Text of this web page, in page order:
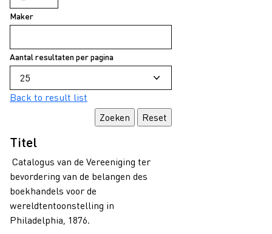
Maker
Aantal resultaten per pagina
Back to result list
Titel
Catalogus van de Vereeniging ter
bevordering van de belangen des
boekhandels voor de
wereldtentoonstelling in
Philadelphia, 1876.